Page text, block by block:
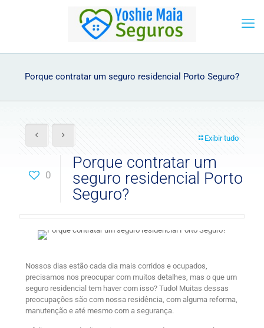
Porque contratar um seguro residencial Porto Seguro?
Exibir tudo
0
Porque contratar um
seguro residencial Porto
Seguro?
Nossos dias estão cada dia mais corridos e ocupados,
precisamos nos preocupar com muitos detalhes, mas o que um
seguro residencial tem haver com isso? Tudo! Muitas dessas
preocupações são com nossa residência, com alguma reforma,
manutenção e até mesmo com a segurança.